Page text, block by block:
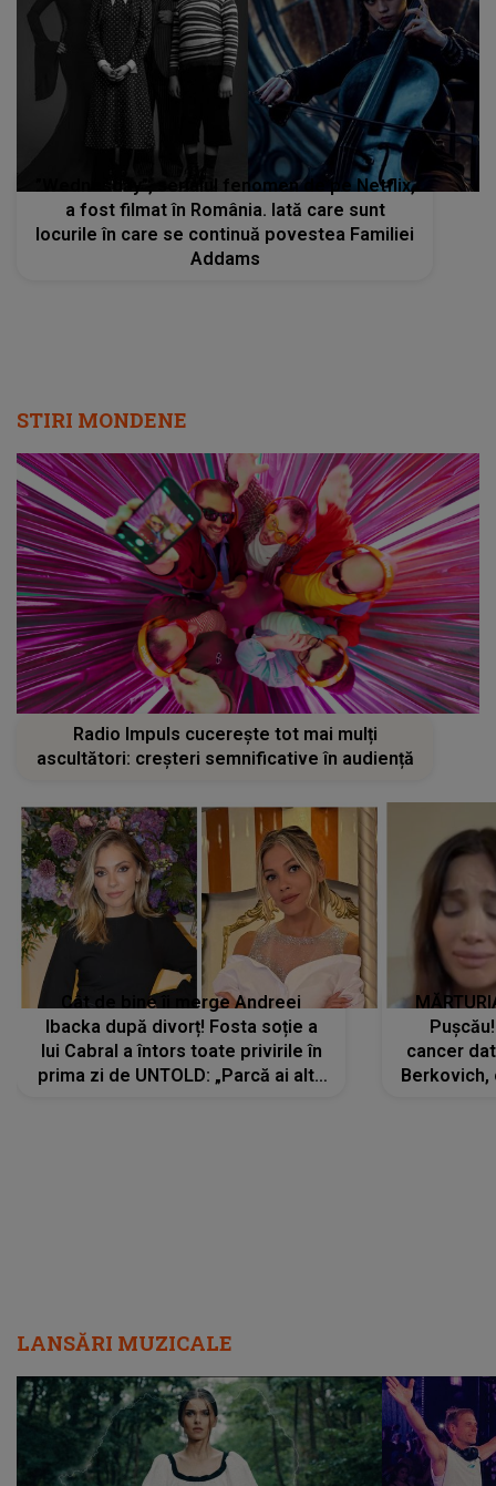
”Wednesday”, serialul fenomen de pe Netflix,
a fost filmat în România. Iată care sunt
locurile în care se continuă povestea Familiei
Addams
STIRI MONDENE
Radio Impuls cucerește tot mai mulți
ascultători: creșteri semnificative în audiență
Cât de bine îi merge Andreei
Ibacka după divorț! Fosta soție a
lui Cabral a întors toate privirile în
prima zi de UNTOLD: „Parcă ai altă
cancer
LANSĂRI MUZICALE